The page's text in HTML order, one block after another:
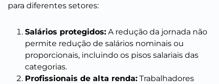
para diferentes setores:
Salários protegidos: A redução da jornada não
permite redução de salários nominais ou
proporcionais, incluindo os pisos salariais das
categorias.
Profissionais de alta renda: Trabalhadores